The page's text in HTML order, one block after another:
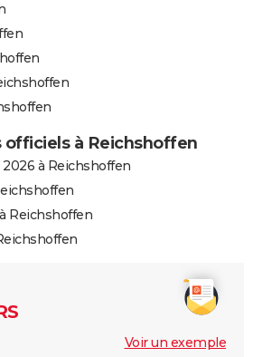
officiels à Reichshoffen
à Reichshoffen
Reichshoffen
Voir un exemple